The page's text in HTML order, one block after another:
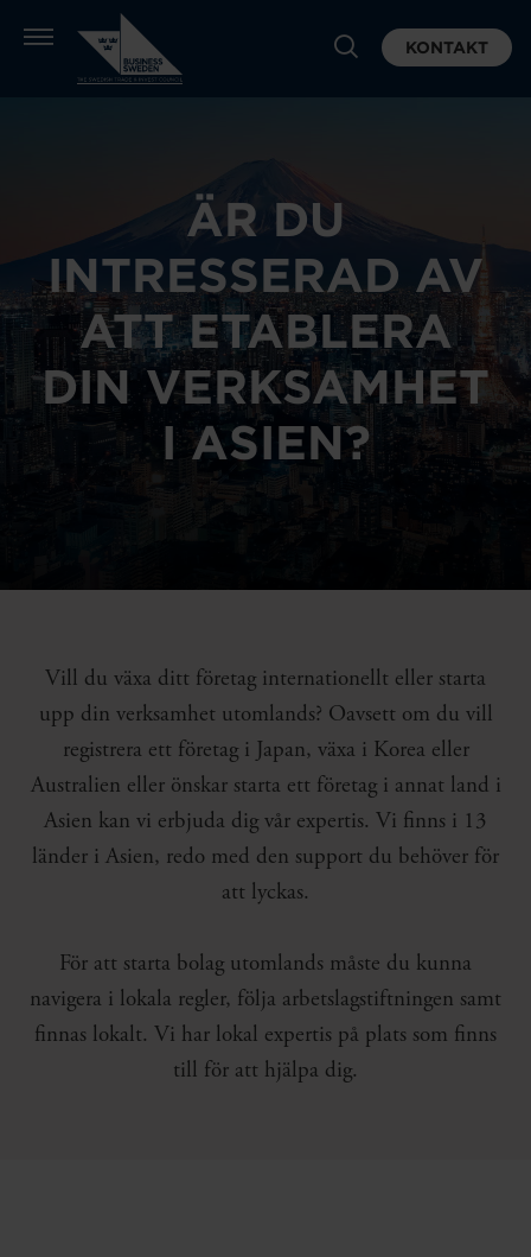
KONTAKT
ÄR DU
INTRESSERAD AV
ATT ETABLERA
DIN VERKSAMHET
I ASIEN?
Vill du växa ditt företag internationellt eller starta
upp din verksamhet utomlands? Oavsett om du vill
registrera ett företag i Japan, växa i Korea eller
Australien eller önskar starta ett företag i annat land i
Asien kan vi erbjuda dig vår expertis. Vi finns i 13
länder i Asien, redo med den support du behöver för
att lyckas.
För att starta bolag utomlands måste du kunna
navigera i lokala regler, följa arbetslagstiftningen samt
finnas lokalt. Vi har lokal expertis på plats som finns
till för att hjälpa dig.